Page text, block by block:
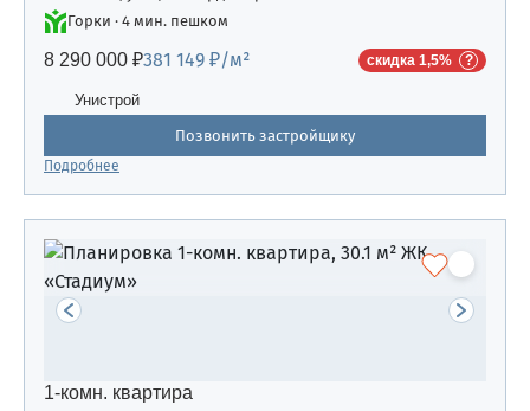
Горки · 4 мин. пешком
8 290 000 ₽381 149 ₽/м² скидка 1,5%
Унистрой
Позвонить застройщику
Подробнее
1-комн. квартира